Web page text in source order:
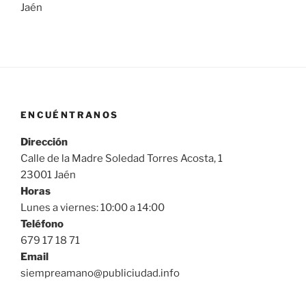
Jaén
ENCUÉNTRANOS
Dirección
Calle de la Madre Soledad Torres Acosta, 1
23001 Jaén
Horas
Lunes a viernes: 10:00 a 14:00
Teléfono
679 17 18 71
Email
siempreamano@publiciudad.info